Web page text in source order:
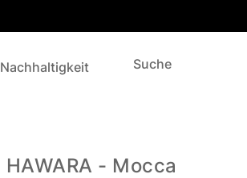
Nachhaltigkeit
HAWARA - Mocca